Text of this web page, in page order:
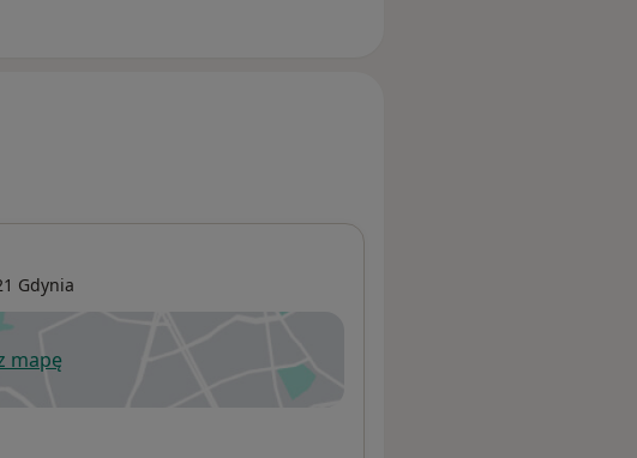
Gdynia
mapęsię w nowej karcie